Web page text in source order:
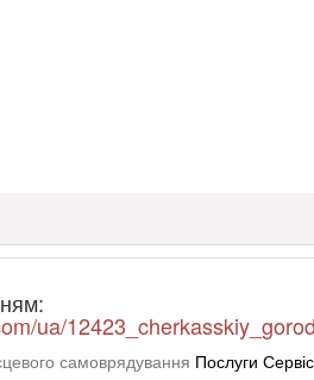
ua/
самоврядування Послуги